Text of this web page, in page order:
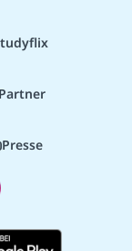
Partner
Presse